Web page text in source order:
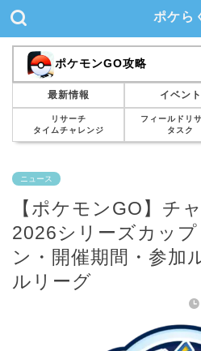
ポケら
ポケモンGO攻略
最新情報 イベント
リサーチ
タイムチャレンジ
フィールドリ
タスク
ニュース
【ポケモンGO】チ
2026シリーズカッ
ン・開催期間・参加
ルリーグ